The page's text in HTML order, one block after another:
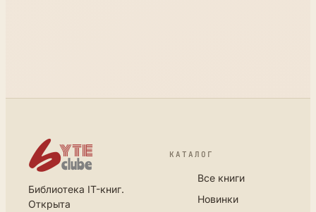
Библиотека IT-книг.
Открыта
КАТАЛОГ
Все книги
Новинки